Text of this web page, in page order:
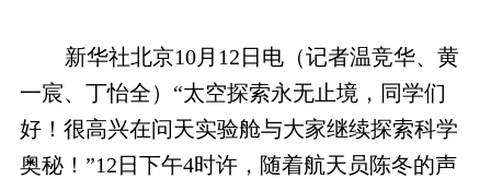
新华社北京10月12日电（记者温竞华、黄
一宸、丁怡全）“太空探索永无止境，同学们
好！很高兴在问天实验舱与大家继续探索科学
奥秘！”12日下午4时许，随着航天员陈冬的声